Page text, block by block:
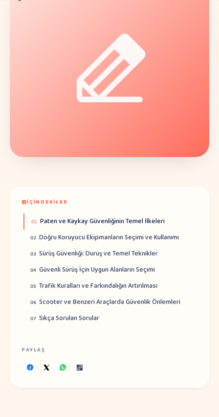
İÇINDEKILER
01 Paten ve Kaykay Güvenliğinin Temel İlkeleri
02 Doğru Koruyucu Ekipmanların Seçimi ve Kullanımı
03 Sürüş Güvenliği: Duruş ve Temel Teknikler
04 Güvenli Sürüş İçin Uygun Alanların Seçimi
05 Trafik Kuralları ve Farkındalığın Artırılması
06 Scooter ve Benzeri Araçlarda Güvenlik Önlemleri
07 Sıkça Sorulan Sorular
PAYLAŞ